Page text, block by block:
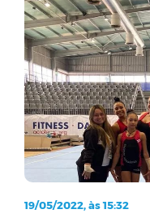
19/05/2022, às 15:32